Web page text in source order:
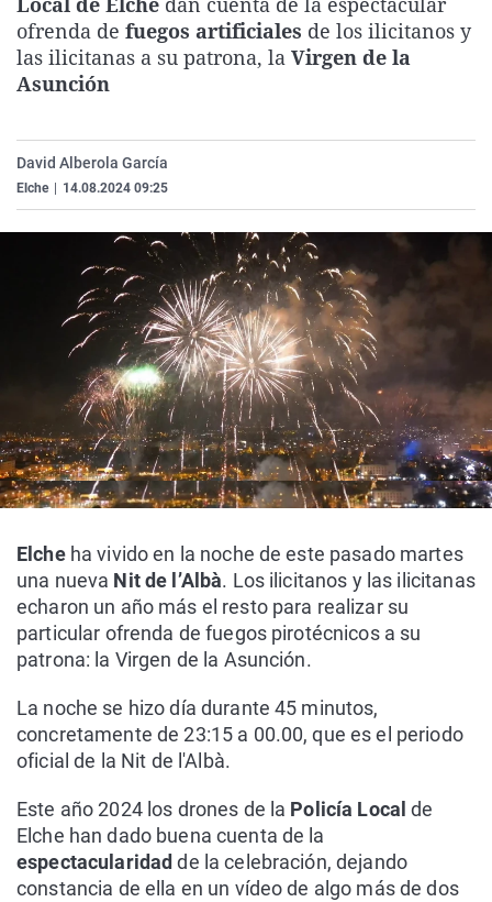
La rosa de los vientos
Gente viajera
Caso
Retornados
Extremadura
Galicia
Virales
Televisión
ofrenda de fuegos artificiales de los ilicitanos y
las ilicitanas a su patrona, la Virgen de la
Asunción
David Alberola García
Elche 14.08.2024 09:25
Elche ha vivido en la noche de este pasado martes
una nueva Nit de l’Albà. Los ilicitanos y las ilicitanas
echaron un año más el resto para realizar su
particular ofrenda de fuegos pirotécnicos a su
patrona: la Virgen de la Asunción.
La noche se hizo día durante 45 minutos,
concretamente de 23:15 a 00.00, que es el periodo
oficial de la Nit de l'Albà.
Este año 2024 los drones de la Policía Localde
Elche han dado buena cuenta de la
espectacularidadde la celebración, dejando
constancia de ella en un vídeo de algo más de dos